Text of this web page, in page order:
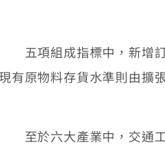
五項組成指標中，新增訂
有原物料存貨水準則由擴
至於六大產業中，交通工